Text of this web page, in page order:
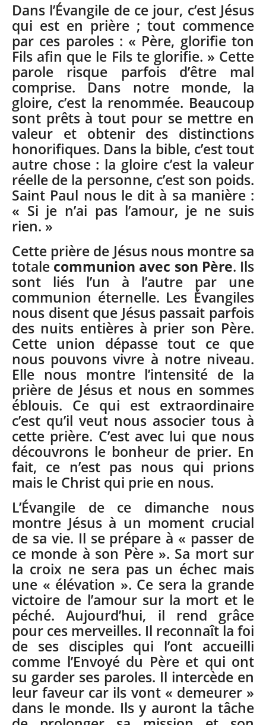
Dans l’Évangile de ce jour, c’est Jésus
qui est en prière ; tout commence
par ces paroles : « Père, glorifie ton
Fils afin que le Fils te glorifie. » Cette
parole risque parfois d’être mal
comprise. Dans notre monde, la
gloire, c’est la renommée. Beaucoup
sont prêts à tout pour se mettre en
valeur et obtenir des distinctions
honorifiques. Dans la bible, c’est tout
autre chose : la gloire c’est la valeur
réelle de la personne, c’est son poids.
Saint Paul nous le dit à sa manière :
« Si je n’ai pas l’amour, je ne suis
rien. »
Cette prière de Jésus nous montre sa
totale communion avec son Père. Ils
sont liés l’un à l’autre par une
communion éternelle. Les Évangiles
nous disent que Jésus passait parfois
des nuits entières à prier son Père.
Cette union dépasse tout ce que
nous pouvons vivre à notre niveau.
Elle nous montre l’intensité de la
prière de Jésus et nous en sommes
éblouis. Ce qui est extraordinaire
c’est qu’il veut nous associer tous à
cette prière. C’est avec lui que nous
découvrons le bonheur de prier. En
fait, ce n’est pas nous qui prions
mais le Christ qui prie en nous.
L’Évangile de ce dimanche nous
montre Jésus à un moment crucial
de sa vie. Il se prépare à « passer de
ce monde à son Père ». Sa mort sur
la croix ne sera pas un échec mais
une « élévation ». Ce sera la grande
victoire de l’amour sur la mort et le
péché. Aujourd’hui, il rend grâce
pour ces merveilles. Il reconnaît la foi
de ses disciples qui l’ont accueilli
comme l’Envoyé du Père et qui ont
su garder ses paroles. Il intercède en
leur faveur car ils vont « demeurer »
dans le monde. Ils y auront la tâche